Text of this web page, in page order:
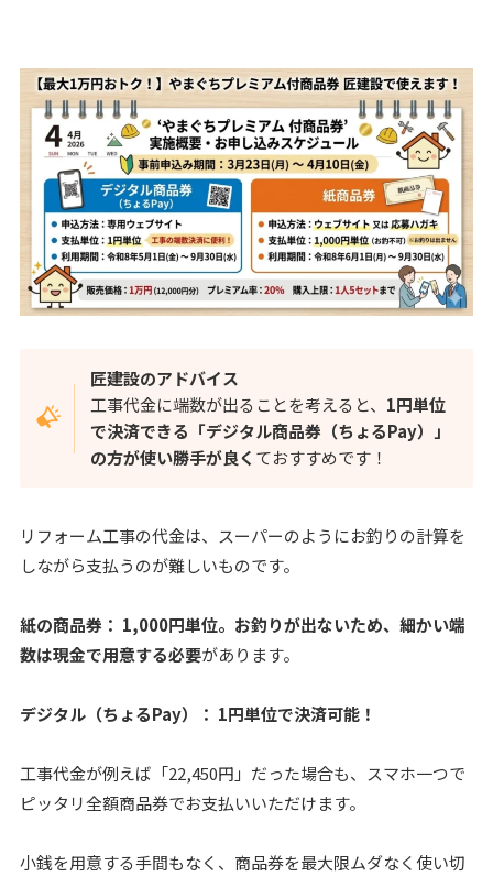
匠建設のアドバイス
工事代金に端数が出ることを考えると、 1円単位
で決済できる「デジタル商品券（ちょるPay）」
の方が使い勝手が良く ておすすめです！
リフォーム工事の代金は、スーパーのようにお釣りの計算を
しながら支払うのが難しいものです。
紙の商品券： 1,000円単位。お釣りが出ないため、細かい端
数は現金で用意する必要があります。
デジタル（ちょるPay）： 1円単位で決済可能！
工事代金が例えば「22,450円」だった場合も、スマホ一つで
ピッタリ全額商品券でお支払いいただけます。
小銭を用意する手間もなく、商品券を最大限ムダなく使い切